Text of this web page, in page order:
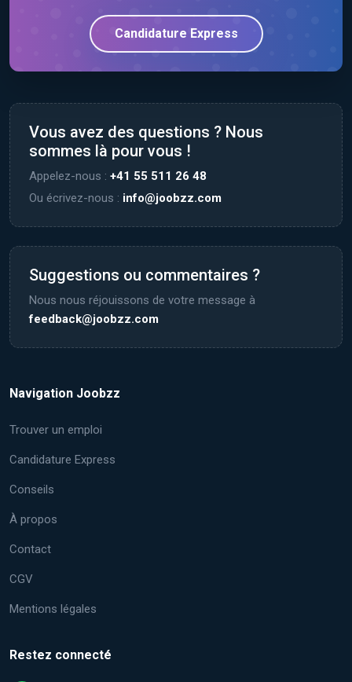
Candidature Express
Vous avez des questions ? Nous
sommes là pour vous !
Appelez-nous : +41 55 511 26 48
Ou écrivez-nous : info@joobzz.com
Suggestions ou commentaires ?
Nous nous réjouissons de votre message à
feedback@joobzz.com
Navigation Joobzz
Trouver un emploi
Candidature Express
Conseils
À propos
Contact
CGV
Mentions légales
Restez connecté